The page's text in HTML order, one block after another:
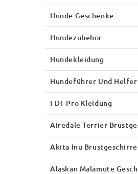
Hunde Geschenke
Hundezubehör
Hundekleidung
Hundeführer Und
FDT Pro Kleidung
Airedale Terrier
Akita Inu Brustgeschirre
Alaskan Malamute